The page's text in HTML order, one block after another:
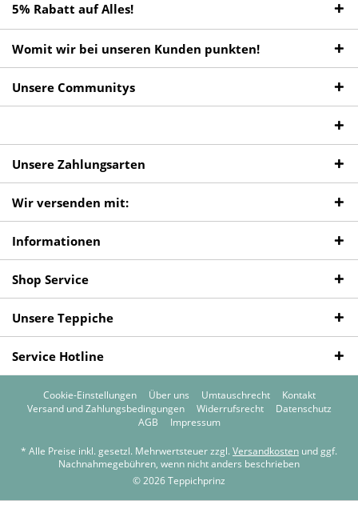
5% Rabatt auf Alles!
Womit wir bei unseren Kunden punkten!
Unsere Communitys
Unsere Zahlungsarten
Wir versenden mit:
Informationen
Shop Service
Unsere Teppiche
Service Hotline
Cookie-Einstellungen Über uns Umtauschrecht
Kontakt
Versand und Zahlungsbedingungen
Widerrufsrecht
Datenschutz
AGB
Impressum
* Alle Preise inkl. gesetzl. Mehrwertsteuer zzgl. Versandkosten und ggf.
Nachnahmegebühren, wenn nicht anders beschrieben
© 2026 Teppichprinz